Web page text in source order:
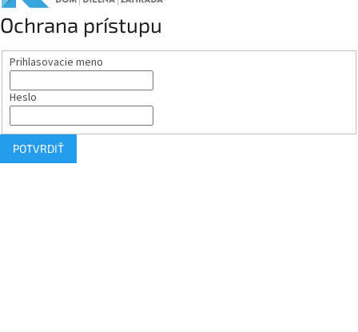
Ochrana prístupu
Prihlasovacie meno
Heslo
POTVRDIŤ